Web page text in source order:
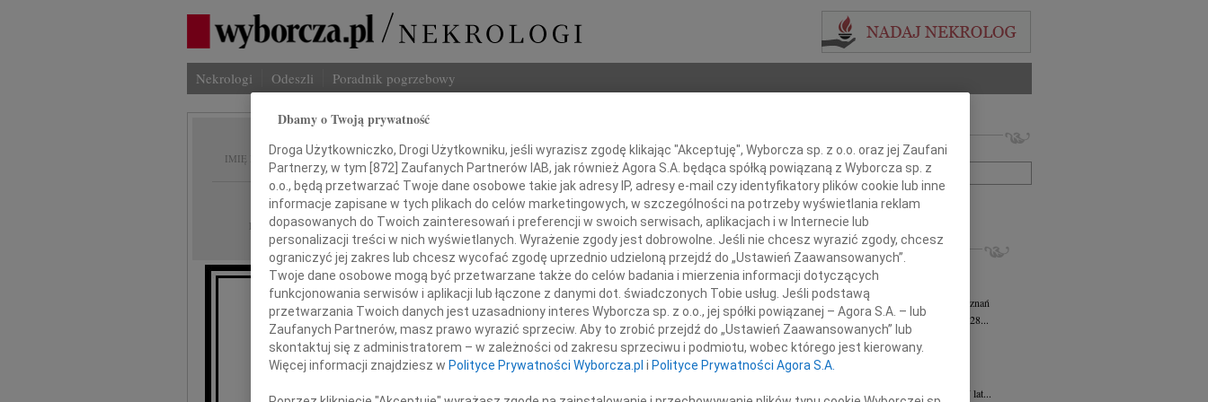
Nekrologi Odeszli Poradnik pogrzebowy
IMIĘ I NAZWISKO: aleksandra Niżyńska
REGION: Poznań
DATA EMISJI: 07.06.2021
Chociaż nam powtarzałaś, że "nigdzie się nie wybierasz",
opuściłaś swoją ukochaną Miodową.
Imię i nazwisko lub numer ogłoszenia:
+ szukanie zaawansowane
INNE NEKROLOGI
Tadeusz Kotłowski 05.08.2026
Z ogromnym żalem i bólem w sercu...
Krystyna Kowandywiek: 93
Poznań
Z głębokim żalem zawiadamiamy, że w dniu 28...
Krystyna Janowicz
24.07.2026
"Pan jest Pasterzem moim, niczego mi nie...
Zbigniew Zygmunt
W dniu 9 lipca 2026 roku, zmarł w wieku 87 lat...
Dbamy o Twoją prywatność
Droga Użytkowniczko, Drogi Użytkowniku, jeśli wyrazisz zgodę klikając "Akceptuję", Wyborcza sp. z o.o. oraz jej Zaufani
Partnerzy, w tym [872] Zaufanych Partnerów IAB, jak również Agora S.A. będąca spółką powiązaną z Wyborcza sp. z
o.o., będą przetwarzać Twoje dane osobowe takie jak adresy IP, adresy e-mail czy identyfikatory plików cookie lub inne
informacje zapisane w tych plikach do celów marketingowych, w szczególności na potrzeby wyświetlania reklam
dopasowanych do Twoich zainteresowań i preferencji w swoich serwisach, aplikacjach i w Internecie lub
personalizacji treści w nich wyświetlanych. Wyrażenie zgody jest dobrowolne. Jeśli nie chcesz wyrazić zgody, chcesz
ograniczyć jej zakres lub chcesz wycofać zgodę uprzednio udzieloną przejdź do „Ustawień Zaawansowanych”.
Twoje dane osobowe mogą być przetwarzane także do celów badania i mierzenia informacji dotyczących
funkcjonowania serwisów i aplikacji lub łączone z danymi dot. świadczonych Tobie usług. Jeśli podstawą
przetwarzania Twoich danych jest uzasadniony interes Wyborcza sp. z o.o., jej spółki powiązanej – Agora S.A. – lub
Zaufanych Partnerów, masz prawo wyrazić sprzeciw. Aby to zrobić przejdź do „Ustawień Zaawansowanych” lub
skontaktuj się z administratorem – w zależności od zakresu sprzeciwu i podmiotu, wobec którego jest kierowany.
Więcej informacji znajdziesz w Polityce Prywatności Wyborcza.pl i Polityce Prywatności Agora S.A.